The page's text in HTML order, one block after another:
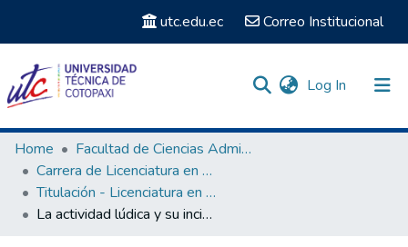
utc.edu.ec Correo Institucional
Log In (current)
Communities & Collections
Search
Statistics
Home
Facultad de Ciencias Administrativas y Humanísticas
Carrera de Licenciatura en Cultura Física
Titulación - Licenciatura en Cultura Física
La actividad lúdica y su incidencia en el desarrollo socio afectivo de los niños de inicial, de la escuela Cristóbal Colón cantón “Salcedo” en el año lectivo 2013- 2014